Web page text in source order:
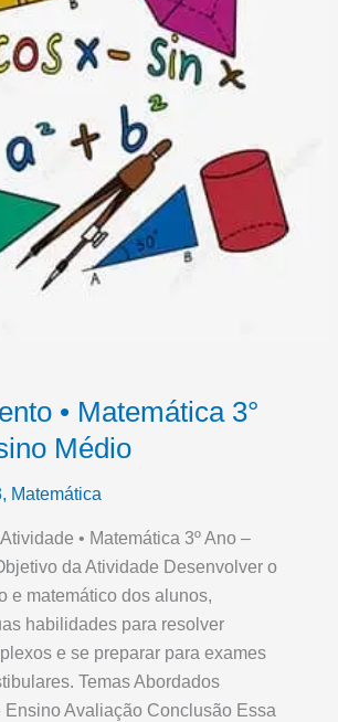
• Matemática 3°
Médio
, Matemática
• Matemática 3º Ano –
da Atividade Desenvolver o
e matemático dos alunos,
habilidades para resolver
e se preparar para exames
Temas Abordados
Ensino Avaliação Conclusão Essa